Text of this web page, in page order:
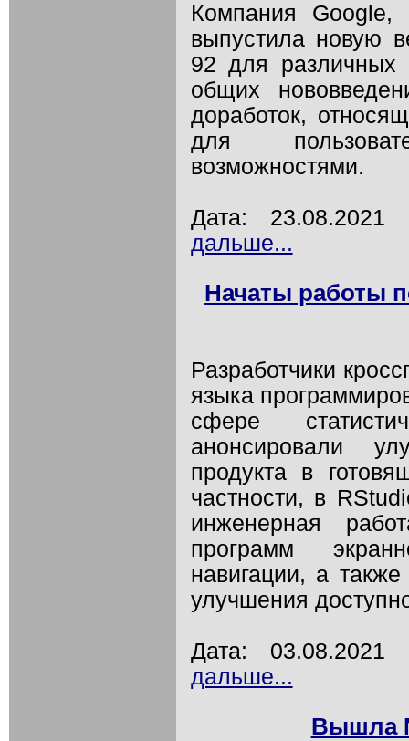
Компания Google,
выпустила новую
92 для различных
общих
доработок,
для
возможностями.
Дата:
дальше...
Начаты работы
Разработчики
языка
сфере
анонсировали
продукта в
частности, в
инженерная
программ
навигации, а
улучшения
Дата:
дальше...
Вышла